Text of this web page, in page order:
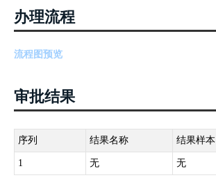
办理流程
流程图预览
审批结果
序列 结果名称 结果样本
1 无 无